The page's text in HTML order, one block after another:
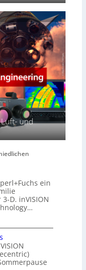
Luft- und
ein
D. inVISION